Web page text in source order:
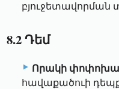
բյուջետավորման
8.2 Դեմ
Որակի
հավաքածուի